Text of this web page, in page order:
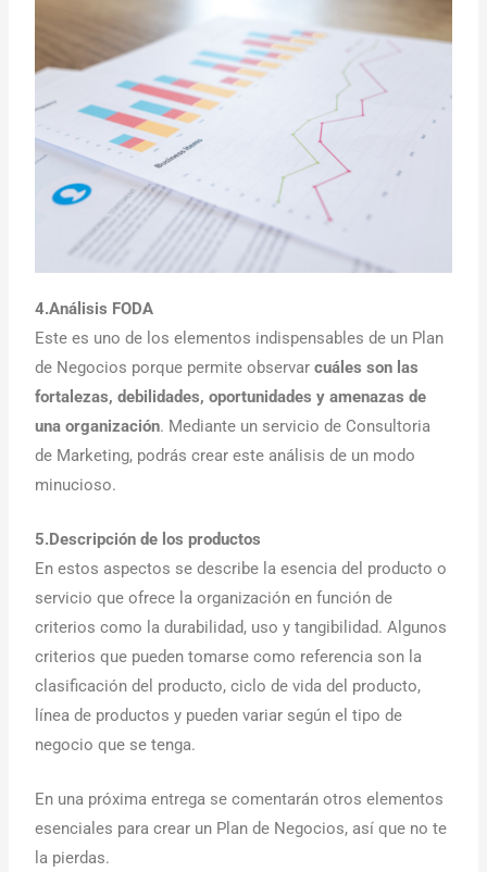
4.Análisis FODA
Este es uno de los elementos indispensables de un Plan
de Negocios porque permite observarcuáles son las
fortalezas, debilidades, oportunidades y amenazas de
una organización. Mediante un servicio de Consultoria
de Marketing, podrás crear este análisis de un modo
minucioso.
5.Descripción de los productos
En estos aspectos se describe la esencia del producto o
servicio que ofrece la organización en función de
criterios como la durabilidad, uso y tangibilidad. Algunos
criterios que pueden tomarse como referencia son la
clasificación del producto, ciclo de vida del producto,
línea de productos y pueden variar según el tipo de
negocio que se tenga.
En una próxima entrega se comentarán otros elementos
esenciales para crear un Plan de Negocios, así que no te
la pierdas.